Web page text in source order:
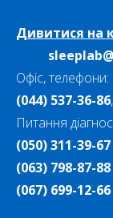
Дивитися на
Офіс, телефони:
(044) 537-36-86,
Питання
(050) 311-39-67
(063) 798-87-88
(067) 699-12-66